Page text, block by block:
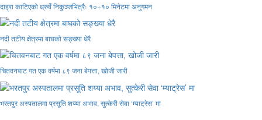
दाह्रा काटिएको ध्रुर्वे निकुञ्जभित्रैः १०÷१० मिनेटमा अनुगमन
नदी तटीय क्षेत्रमा बाघको सङ्ख्या धेरै
चितवनबाट गत एक वर्षमा ८९ जना बेपत्ता, खोजी जारी
भरतपुर अस्पतालमा प्रसूति शय्या अभाव, सुत्केरी सेवा ‘म्याट्रेस’ मा